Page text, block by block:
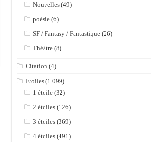
Nouvelles (49)
poésie (6)
SF / Fantasy / Fantastique (26)
Théâtre (8)
Citation (4)
Etoiles (1 099)
1 étoile (32)
2 étoiles (126)
3 étoiles (369)
4 étoiles (491)